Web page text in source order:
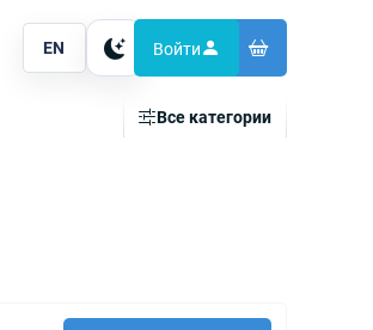
EN Тема Войти
Все категории